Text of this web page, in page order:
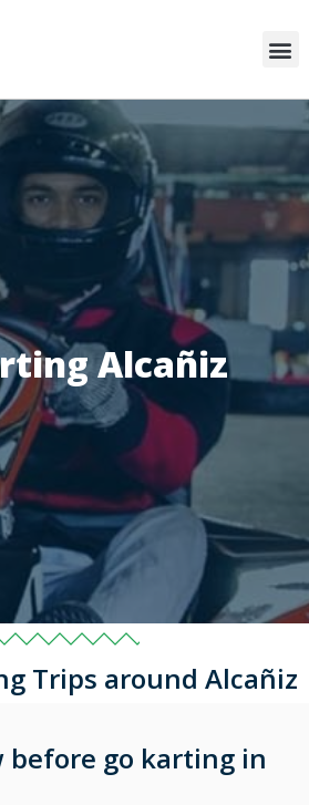
Alcañiz
Trips around Alcañiz
before go karting in